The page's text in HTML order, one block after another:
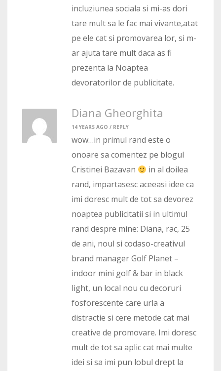
incluziunea sociala si mi-as dori
tare mult sa le fac mai vivante,atat
pe ele cat si promovarea lor, si m-
ar ajuta tare mult daca as fi
prezenta la Noaptea
devoratorilor de publicitate.
Diana Gheorghita
14 YEARS AGO / REPLY
wow…in primul rand este o
onoare sa comentez pe blogul
Cristinei Bazavan
in al doilea
rand, impartasesc aceeasi idee ca
imi doresc mult de tot sa devorez
noaptea publicitatii si in ultimul
rand despre mine: Diana, rac, 25
de ani, noul si codaso-creativul
brand manager Golf Planet –
indoor mini golf & bar in black
light, un local nou cu decoruri
fosforescente care urla a
distractie si cere metode cat mai
creative de promovare. Imi doresc
mult de tot sa aplic cat mai multe
idei si sa imi pun lobul drept la